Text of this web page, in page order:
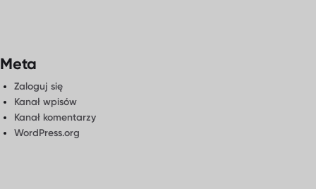
Meta
Zaloguj się
Kanał wpisów
Kanał komentarzy
WordPress.org